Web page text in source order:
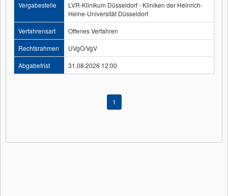
Vergabestelle
LVR-Klinikum Düsseldorf - Kliniken der Heinrich-
Heine-Universität Düsseldorf
Verfahrensart
Offenes Verfahren
Rechtsrahmen
UVgO/VgV
Abgabefrist
31.08.2026 12:00
1